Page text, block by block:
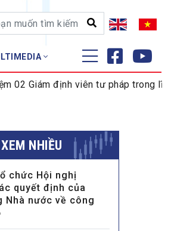
định viên tư pháp trong lĩnh vực tiền
NHIỀU
chức Hội nghị
quyết định của
Nhà nước về công